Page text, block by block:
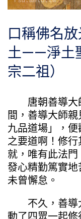
口稱佛名
土——淨土
宗二祖）
唐朝善導大
間，善導大師
九品道場」，
之要道啊！修
就，唯有此法
發心精勤篤實地
未曾懈怠。
不久，善導
動了四眾一起